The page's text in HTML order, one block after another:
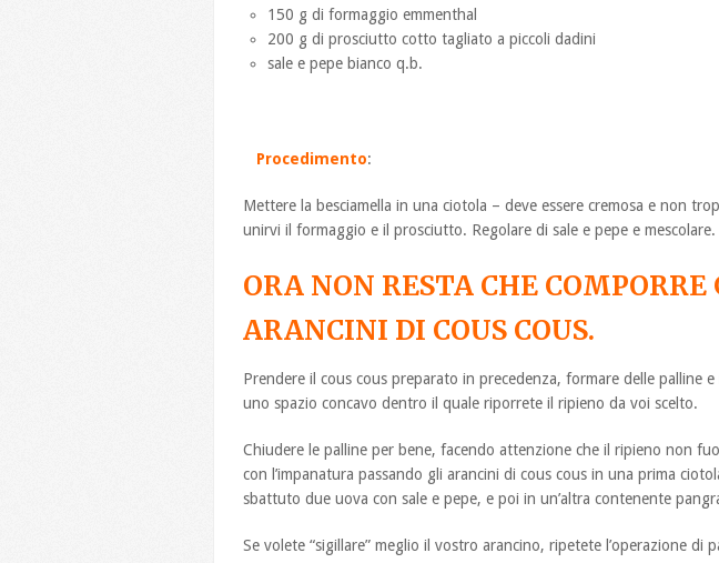
150 g di formaggio emmenthal
200 g di prosciutto cotto tagliato a piccoli dadini
sale e pepe bianco q.b.
Procedimento:
Mettere la besciamella in una ciotola – deve essere cremosa e non
unirvi il formaggio e il prosciutto. Regolare di sale e pepe e mescolare.
ORA NON RESTA CHE COMPORRE
ARANCINI DI COUS COUS.
Prendere il cous cous preparato in precedenza, formare delle palline e
uno spazio concavo dentro il quale riporrete il ripieno da voi scelto.
Chiudere le palline per bene, facendo attenzione che il ripieno non
con l’impanatura passando gli arancini di cous cous in una prima
sbattuto due uova con sale e pepe, e poi in un’altra contenente
Se volete “sigillare” meglio il vostro arancino, ripetete l’operazione di